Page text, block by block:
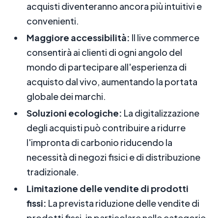
acquisti diventeranno ancora più intuitivi e
convenienti.
Maggiore accessibilità: Il live commerce
consentirà ai clienti di ogni angolo del
mondo di partecipare all'esperienza di
acquisto dal vivo, aumentando la portata
globale dei marchi.
Soluzioni ecologiche: La digitalizzazione
degli acquisti può contribuire a ridurre
l'impronta di carbonio riducendo la
necessità di negozi fisici e di distribuzione
tradizionale.
Limitazione delle vendite di prodotti
fissi: La prevista riduzione delle vendite di